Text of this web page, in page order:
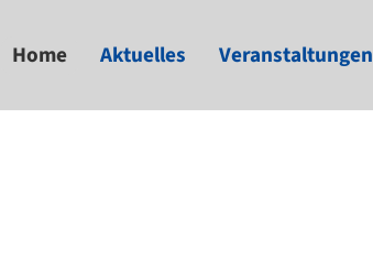
Home Aktuelles Veranstaltungen